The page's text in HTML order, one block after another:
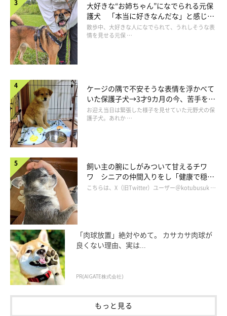
舌がちょろっと出てしまうこじろうくん
@ChinaObachan517
実家でのこじろうくんと家族の微笑ましいやりとりに反響があり
ましたが、飼い主さんによると「実家の母と兄はもともと犬が苦
手だった」のだとか！
しかし、こじろうくんに何度も会っているうちに慣れてきたよう
で、しだいに変化が見られるようになったといいます。
飼い主さん：
「今ではオヤツをあげたり背中を揉んだりできるように
た。こじろうにじーっと見つめられたりすると、ふたりともけっ
こう嬉しそうです」
大好きな“お姉ちゃん”になでられる元保
護犬 「本当に好きなんだな」と感じる
表情にほっこり
散歩中、大好きな人になでられて、うれしそうな表
情を見せる元保 …
ケージの隅で不安そうな表情を浮かべて
いた保護子犬→3才9カ月の今、苦手を克
服し頼もしいコに成長！
お迎え当日は緊張した様子を見せていた元野犬の保
護子犬。あれか …
飼い主の腕にしがみついて甘えるチワ
ワ シニアの仲間入りをし「健康で穏や
かな暮らしが続いてほしい」と願う
こちらは、X（旧Twitter）ユーザー＠kotubusuk …
「肉球放置」絶対やめて。 カサカサ肉球が
良くない理由、実は...
PR(AIGATE株式会社)
もっと見る